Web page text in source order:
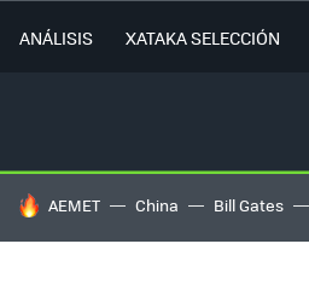
ANÁLISIS XATAKA SELECCIÓN
HOY SE HABLA DE
AEMET China Bill Gates